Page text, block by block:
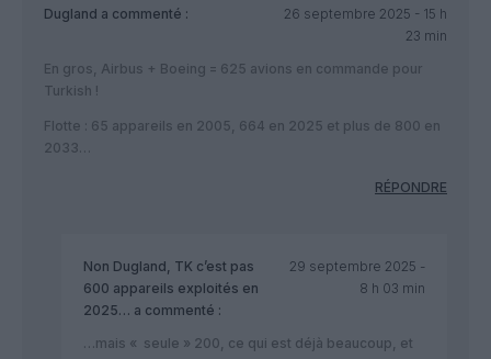
Dugland a commenté :
26 septembre 2025 - 15 h
23 min
En gros, Airbus + Boeing = 625 avions en commande pour
Turkish !
Flotte : 65 appareils en 2005, 664 en 2025 et plus de 800 en
2033…
RÉPONDRE
Non Dugland, TK c’est pas
600 appareils exploités en
2025… a commenté :
29 septembre 2025 -
8 h 03 min
…mais « seule » 200, ce qui est déjà beaucoup, et